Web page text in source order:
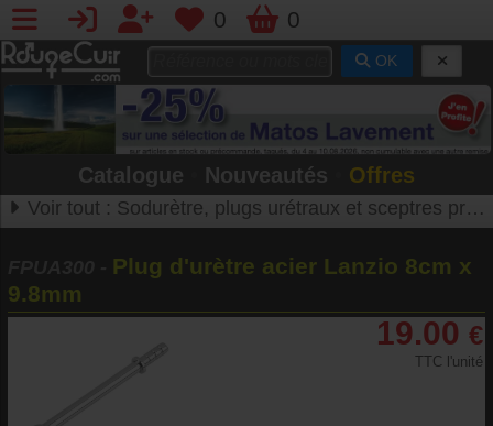
0 0
OK
Catalogue Nouveautés Offres
Voir tout : Sodurètre, plugs urétraux et sceptres princiers
Plug d'urètre acier Lanzio 8cm x
9.8mm
19.00 €
TTC l'unité